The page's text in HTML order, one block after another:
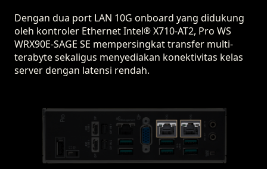
Dengan dua port LAN 10G onboard yang didukung
oleh kontroler Ethernet Intel® X710-AT2, Pro WS
WRX90E-SAGE SE mempersingkat transfer multi-
terabyte sekaligus menyediakan konektivitas kelas
server dengan latensi rendah.